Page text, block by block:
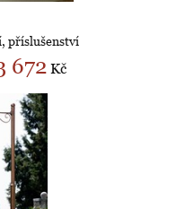
příslušenství
672 Kč